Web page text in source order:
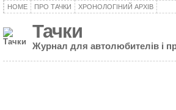
HOME ПРО ТАЧКИ ХРОНОЛОГІНИЙ АРХІВ
Тачки
Журнал для автолюбителів і